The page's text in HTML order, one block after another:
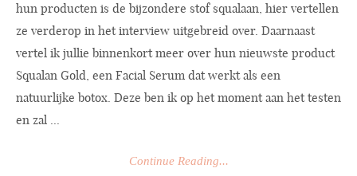
hun producten is de bijzondere stof squalaan, hier vertellen
ze verderop in het interview uitgebreid over. Daarnaast
vertel ik jullie binnenkort meer over hun nieuwste product
Squalan Gold, een Facial Serum dat werkt als een
natuurlijke botox. Deze ben ik op het moment aan het testen
en zal ...
Continue Reading...